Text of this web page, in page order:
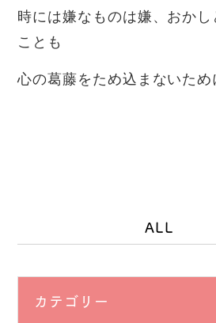
時には嫌なものは嫌、おか
ことも
心の葛藤をため込まないため
ALL
カテゴリー